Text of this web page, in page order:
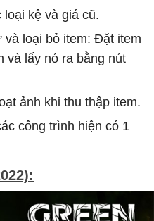
kệ và giá cũ.
loại bỏ item: Đặt item
và lấy nó ra bằng nút
ảnh khi thu thập item.
công trình hiện có 1